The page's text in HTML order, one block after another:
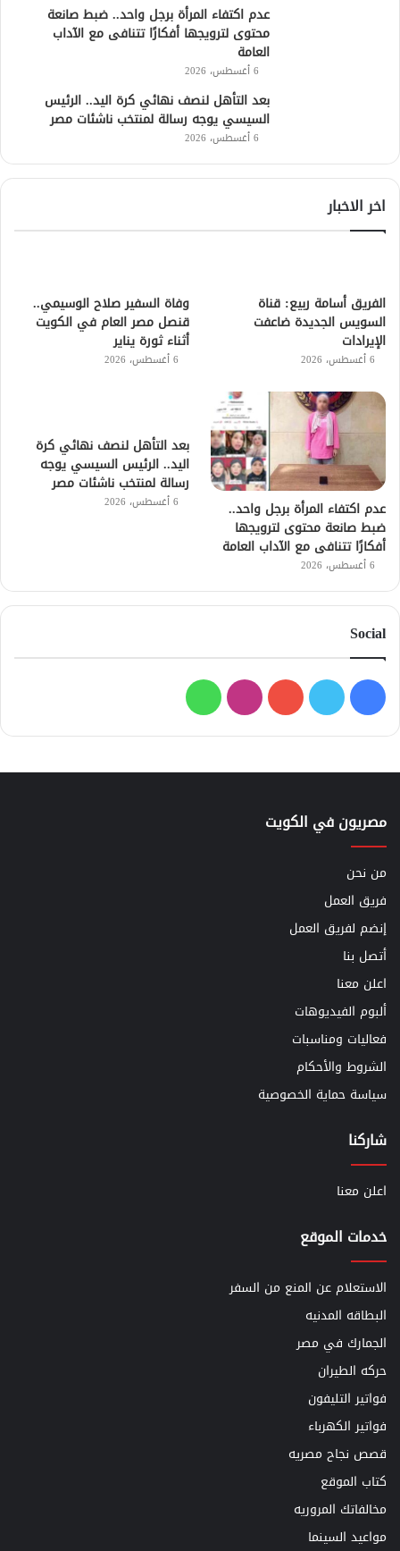
عدم اكتفاء المرأة برجل واحد.. ضبط صانعة
محتوى لترويجها أفكارًا تتنافى مع الآداب
العامة
6 أغسطس، 2026
بعد التأهل لنصف نهائي كرة اليد.. الرئيس
السيسي يوجه رسالة لمنتخب ناشئات مصر
6 أغسطس، 2026
اخر الاخبار
الفريق أسامة ربيع: قناة
السويس الجديدة ضاعفت
الإيرادات
6 أغسطس، 2026
وفاة السفير صلاح الوسيمي..
قنصل مصر العام في الكويت
أثناء ثورة يناير
6 أغسطس، 2026
عدم اكتفاء المرأة برجل واحد..
ضبط صانعة محتوى لترويجها
أفكارًا تتنافى مع الآداب العامة
6 أغسطس، 2026
بعد التأهل لنصف نهائي كرة
اليد.. الرئيس السيسي يوجه
رسالة لمنتخب ناشئات مصر
6 أغسطس، 2026
Social
فيسبوك
تويتر يوتيوبانستقرامواتساب
مصريون في الكويت
من نحن
فريق العمل
إنضم لفريق العمل
أتصل بنا
اعلن معنا
ألبوم الفيديوهات
فعاليات ومناسبات
الشروط والأحكام
سياسة حماية الخصوصية
شاركنا
اعلن معنا
خدمات الموقع
الاستعلام عن المنع من السفر
البطاقه المدنيه
الجمارك في مصر
حركه الطيران
فواتير التليفون
فواتير الكهرباء
قصص نجاح مصريه
كتاب الموقع
مخالفاتك المروريه
مواعيد السينما